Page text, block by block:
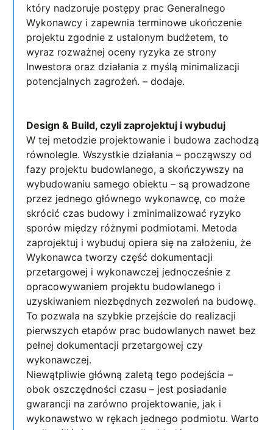
który nadzoruje postępy prac Generalnego
Wykonawcy i zapewnia terminowe ukończenie
projektu zgodnie z ustalonym budżetem, to
wyraz rozważnej oceny ryzyka ze strony
Inwestora oraz działania z myślą minimalizacji
potencjalnych zagrożeń. – dodaje.
Design & Build, czyli zaprojektuj i wybuduj
W tej metodzie projektowanie i budowa zachodzą
równolegle. Wszystkie działania – począwszy od
fazy projektu budowlanego, a skończywszy na
wybudowaniu samego obiektu – są prowadzone
przez jednego głównego wykonawcę, co może
skrócić czas budowy i zminimalizować ryzyko
sporów między różnymi podmiotami. Metoda
zaprojektuj i wybuduj opiera się na założeniu, że
Wykonawca tworzy część dokumentacji
przetargowej i wykonawczej jednocześnie z
opracowywaniem projektu budowlanego i
uzyskiwaniem niezbędnych zezwoleń na budowę.
To pozwala na szybkie przejście do realizacji
pierwszych etapów prac budowlanych nawet bez
pełnej dokumentacji przetargowej czy
wykonawczej.
Niewątpliwie główną zaletą tego podejścia –
obok oszczędności czasu – jest posiadanie
gwarancji na zarówno projektowanie, jak i
wykonawstwo w rękach jednego podmiotu. Warto